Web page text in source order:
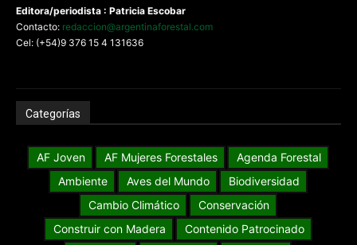
Editora/periodista : Patricia Escobar
Contacto: redaccion@argentinaforestal.com
Cel: (+54)9 376 15 4 131636
Categorías
AF Joven AF Mujeres Forestales
Agenda Forestal
Ambiente
Aves del Mundo
Biodiversidad
Cambio Climático
Conservación
Construir con Madera
Contenido Patrocinado